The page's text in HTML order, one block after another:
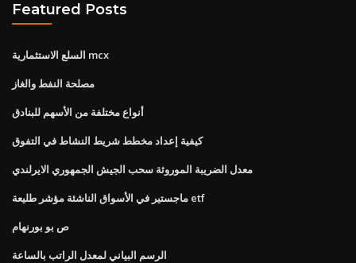
Featured Posts
السلع الاستثمارية mcx
مصلحة النفط والغاز
أنواع مختلفة من الأسهم للبنادق
كيفية إعداد مخطط شريط النشاط في التفوق
معدل الضريبة الموروثة سحب الجيش الجمهوري الايرلندي
ماجستير في الأسواق الناشئة مؤشر طليعة etf
ص بو بورنهام
الرسم البياني لمعدل الراتب بالساعة